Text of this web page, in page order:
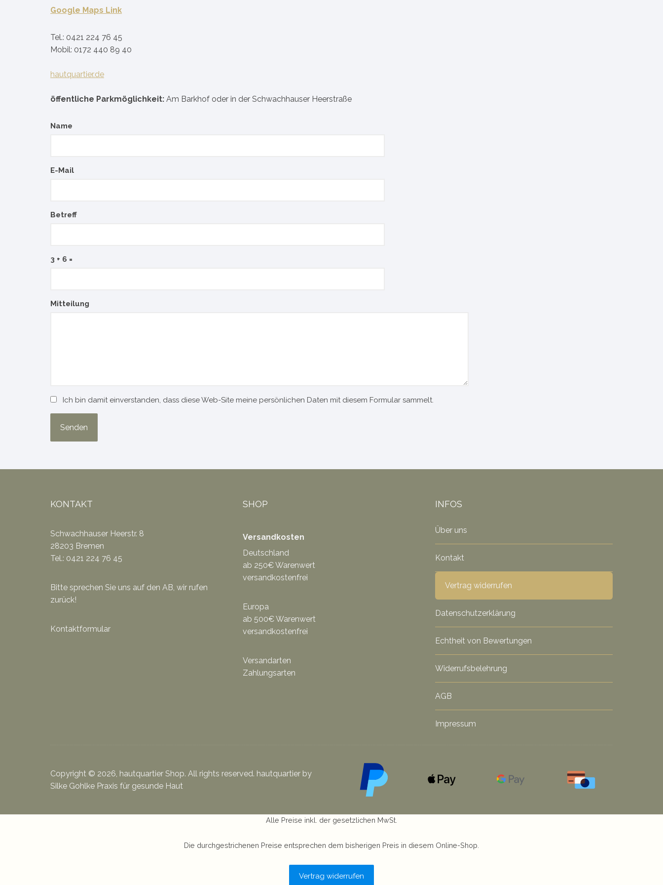
Google Maps Link
Tel.: 0421 224 76 45
Mobil: 0172 440 89 40
hautquartier.de
öffentliche Parkmöglichkeit: Am Barkhof oder in der Schwachhauser Heerstraße
Name
E-Mail
Betreff
3 + 6 =
Please
Please
Mitteilung
Ich bin damit einverstanden, dass diese Web-Site meine persönlichen Daten mit diesem Formular sammelt.
Senden
KONTAKT
Schwachhauser Heerstr. 8
28203 Bremen
Tel.: 0421 224 76 45
Bitte sprechen Sie uns auf den AB, wir rufen
zurück!
Kontaktformular
SHOP
Versandkosten
Deutschland
ab 250€ Warenwert
versandkostenfrei
Europa
ab 500€ Warenwert
versandkostenfrei
Versandarten
Zahlungsarten
INFOS
Über uns
Kontakt
Vertrag widerrufen
Datenschutzerklärung
Echtheit von Bewertungen
Widerrufsbelehrung
AGB
Impressum
Copyright © 2026, hautquartier Shop. All rights reserved. hautquartier by
Silke Gohlke Praxis für gesunde Haut
Alle Preise inkl. der gesetzlichen MwSt.
Die durchgestrichenen Preise entsprechen dem bisherigen Preis in diesem Online-Shop.
Vertrag widerrufen